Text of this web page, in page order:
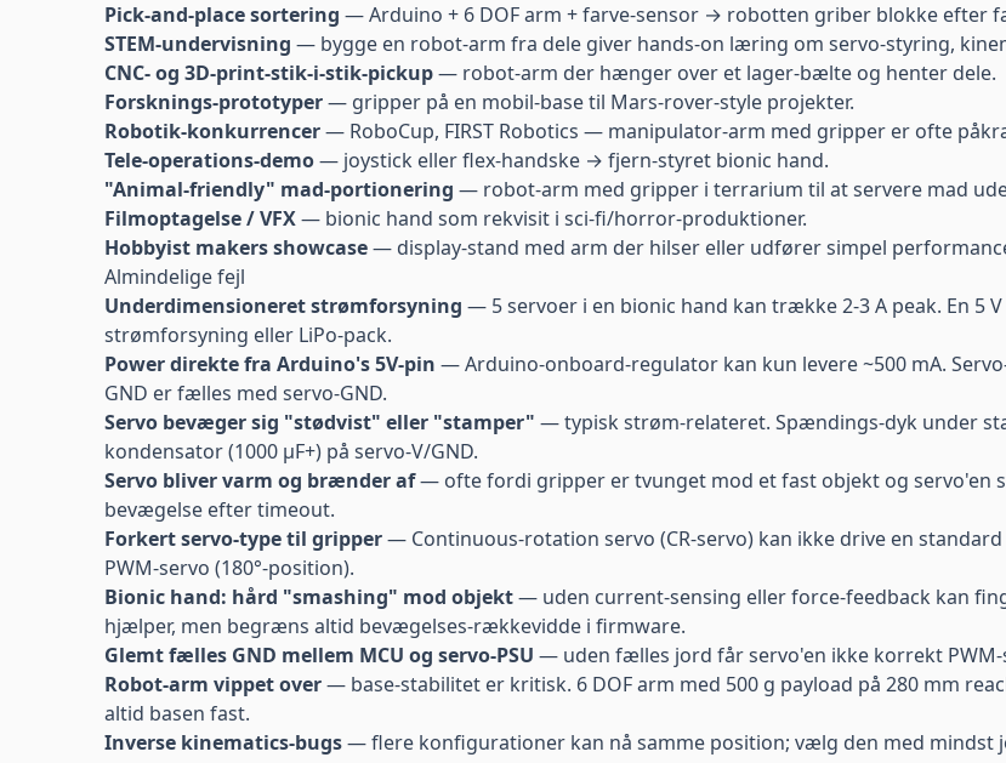
Pick-and-place sortering — Arduino + 6 DOF arm + farve-sensor → robotten griber blokke efter
STEM-undervisning — bygge en robot-arm fra dele giver hands-on læring om servo-styring,
CNC- og 3D-print-stik-i-stik-pickup— robot-arm der hænger over et lager-bælte og henter dele.
Forsknings-prototyper— gripper på en mobil-base til Mars-rover-style projekter.
Robotik-konkurrencer— RoboCup, FIRST Robotics — manipulator-arm med gripper er ofte
Tele-operations-demo— joystick eller flex-handske → fjern-styret bionic hand.
"Animal-friendly" mad-portionering — robot-arm med gripper i terrarium til at servere mad
Filmoptagelse / VFX— bionic hand som rekvisit i sci-fi/horror-produktioner.
Hobbyist makers showcase— display-stand med arm der hilser eller udfører simpel
Almindelige fejl
Underdimensioneret strømforsyning — 5 servoer i en bionic hand kan trække 2-3 A peak. En 5
strømforsyning eller LiPo-pack.
Power direkte fra Arduino's 5V-pin — Arduino-onboard-regulator kan kun levere ~500 mA.
GND er fælles med servo-GND.
Servo bevæger sig "stødvist" eller "stamper" — typisk strøm-relateret. Spændings-dyk under
kondensator (1000 µF+) på servo-V/GND.
Servo bliver varm og brænder af— ofte fordi gripper er tvunget mod et fast objekt og servo'en
bevægelse efter timeout.
Forkert servo-type til gripper— Continuous-rotation servo (CR-servo) kan ikke drive en
PWM-servo (180°-position).
Bionic hand: hård "smashing" mod objekt— uden current-sensing eller force-feedback kan
hjælper, men begræns altid bevægelses-rækkevidde i firmware.
Glemt fælles GND mellem MCU og servo-PSU — uden fælles jord får servo'en ikke korrekt
Robot-arm vippet over— base-stabilitet er kritisk. 6 DOF arm med 500 g payload på 280 mm
altid basen fast.
Inverse kinematics-bugs— flere konfigurationer kan nå samme position; vælg den med mindst